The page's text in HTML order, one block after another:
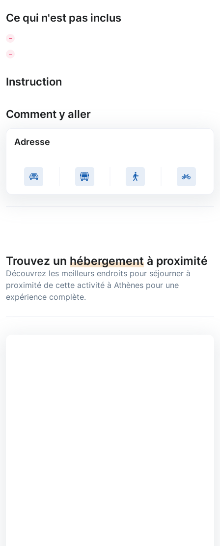
Ce qui n'est pas inclus
Instruction
Comment y aller
Adresse
Trouvez un hébergement à proximité
Découvrez les meilleurs endroits pour séjourner à
proximité de cette activité à Athènes pour une
expérience complète.